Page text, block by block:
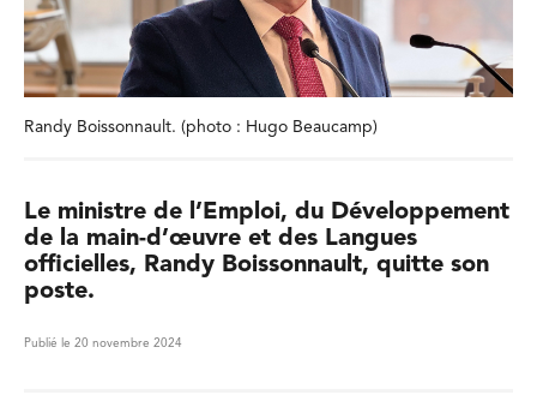
Randy Boissonnault. (photo : Hugo Beaucamp)
Le ministre de l’Emploi, du Développement
de la main-d’œuvre et des Langues
officielles, Randy Boissonnault, quitte son
poste.
Publié le 20 novembre 2024